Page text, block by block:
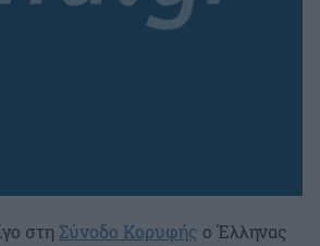
στη Σύνοδο Κορυφής ο Έλληνας